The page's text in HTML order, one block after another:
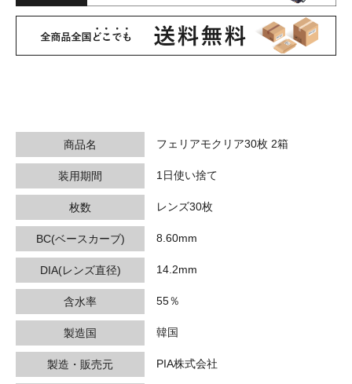
商品名 フェリアモクリア30枚 2箱
装用期間 1日使い捨て
枚数 レンズ30枚
BC(ベースカーブ) 8.60mm
DIA(レンズ直径) 14.2mm
含水率 55％
製造国 韓国
製造・販売元 PIA株式会社